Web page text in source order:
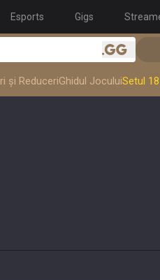
Esports Gigs
.gg
și ReduceriGhidul JoculuiSetul 18